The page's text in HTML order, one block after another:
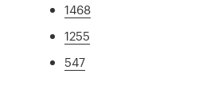
1468
1255
547